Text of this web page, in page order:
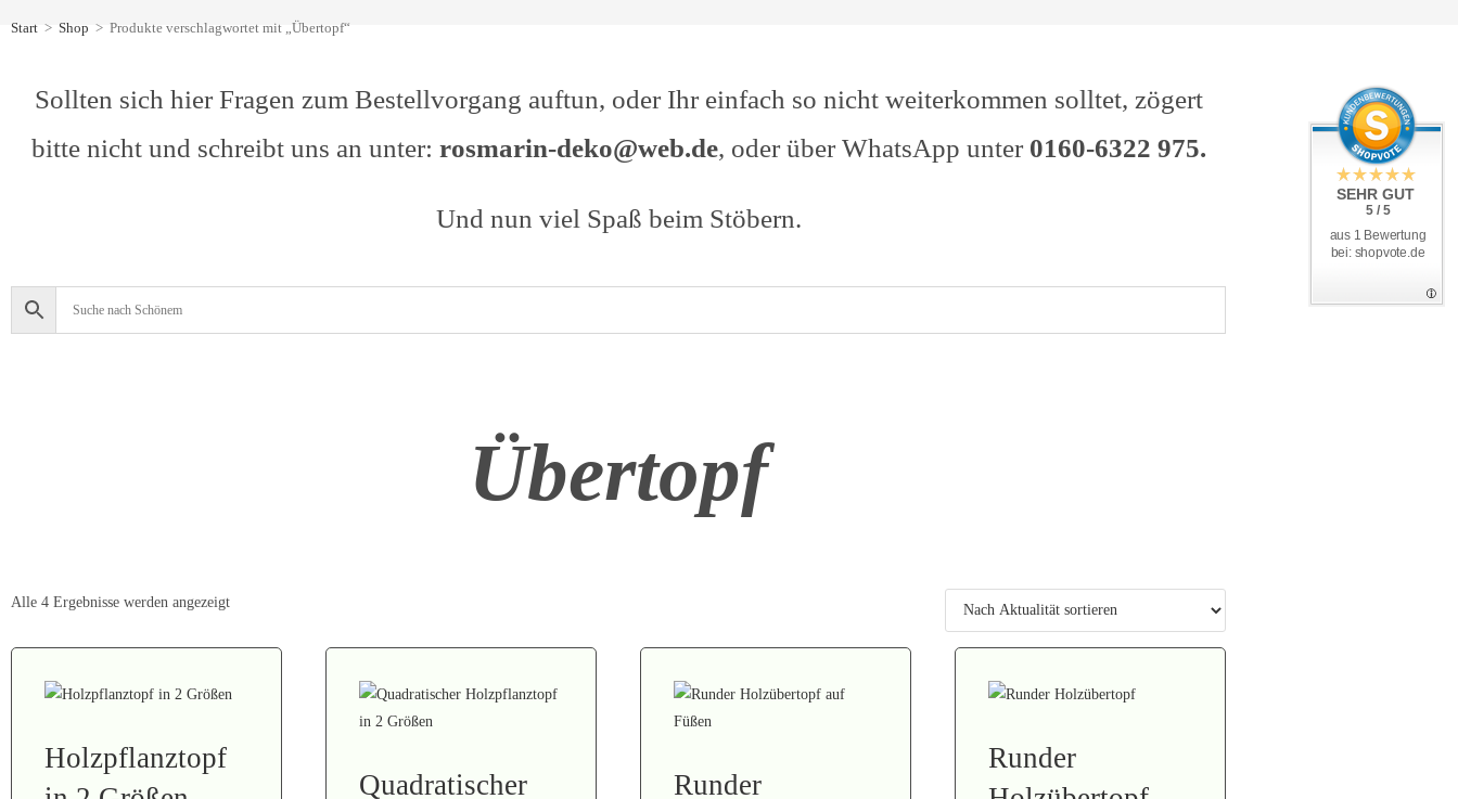
Start > Shop > Produkte verschlagwortet mit „Übertopf“
Sollten sich hier Fragen zum Bestellvorgang auftun, oder Ihr einfach so nicht weiterkommen solltet, zögert
bitte nicht und schreibt uns an unter: rosmarin-deko@web.de, oder über WhatsApp unter 0160-6322 975.
Und nun viel Spaß beim Stöbern.
Übertopf
Alle 4 Ergebnisse werden angezeigt
Holzpflanztopf
Quadratischer
Runder
Runder
SEHR GUT
5 / 5
aus 1 Bewertung
bei: shopvote.de